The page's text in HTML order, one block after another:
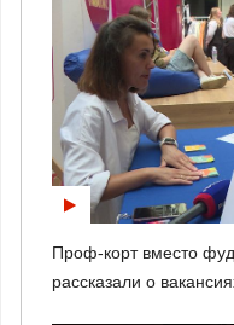
Проф-корт вместо
рассказали о